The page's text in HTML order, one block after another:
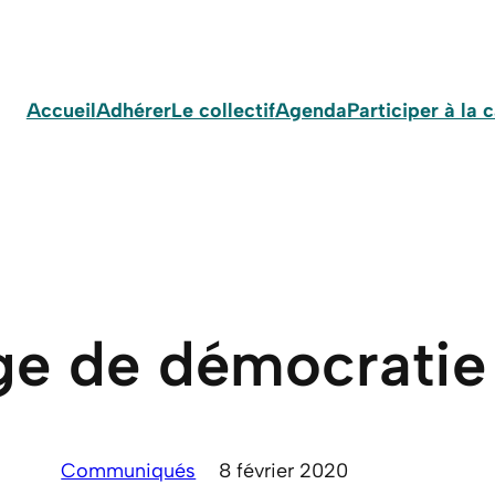
AccueilAdhérerLe collectifAgendaParticiper à la
de
Communiqués 8 février 2020